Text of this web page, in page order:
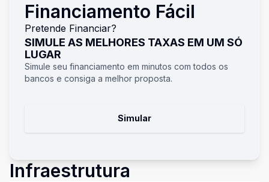
Financiamento Fácil
Pretende Financiar?
SIMULE AS MELHORES TAXAS EM UM SÓ
LUGAR
Simule seu financiamento em minutos com todos os
bancos e consiga a melhor proposta.
Simular
Infraestrutura